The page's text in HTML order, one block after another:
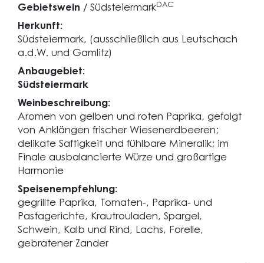
Gebietswein / SüdsteiermarkDAC
Herkunft:
Südsteiermark, (ausschließlich aus Leutschach
a.d.W. und Gamlitz)
Anbaugebiet:
Südsteiermark
Weinbeschreibung:
Aromen von gelben und roten Paprika, gefolgt
von Anklängen frischer Wiesenerdbeeren;
delikate Saftigkeit und fühlbare Mineralik; im
Finale ausbalancierte Würze und großartige
Harmonie
Speisenempfehlung:
gegrillte Paprika, Tomaten-, Paprika- und
Pastagerichte, Krautrouladen, Spargel,
Schwein, Kalb und Rind, Lachs, Forelle,
gebratener Zander